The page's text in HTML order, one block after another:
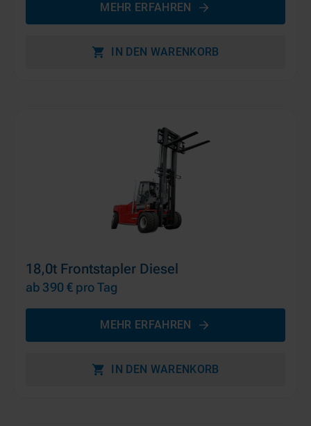
MEHR ERFAHREN
IN DEN WARENKORB
18,0t Frontstapler Diesel
ab 390 € pro Tag
MEHR ERFAHREN
IN DEN WARENKORB